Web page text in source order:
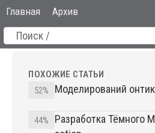
Главная Архив
ПОХОЖИЕ СТАТЬИ
52%
Моделирований
44%
Разработка Тёмного